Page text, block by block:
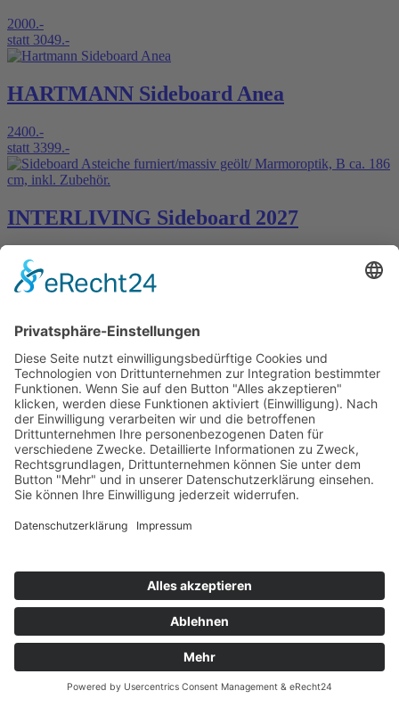
2000.-
statt 3049.-
HARTMANN Sideboard Anea
2400.-
statt 3399.-
INTERLIVING Sideboard 2027
statt 1288.-
VENJAKOB Sideboard Andiamo 3.0
3000.-
4401.-
VENJAKOB Wohnkombination Andiamo
3.0
2900.-
VENJAKOB Sideboard Andiamo Home
2400.-
4114.-